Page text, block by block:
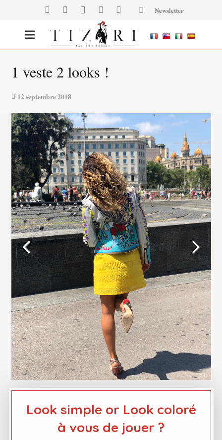
Newsletter
1 veste 2 looks !
12 septembre 2018
Look simple or Look coloré
à vous de jouer ?